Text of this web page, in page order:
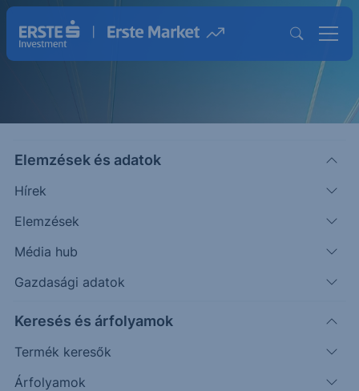
Elemzések és adatok
Hírek
Elemzések
Média hub
Gazdasági adatok
Keresés és árfolyamok
Termék keresők
Árfolyamok
Strukturált Értékpapírok
Magasabb hozam lehetősége egyedi